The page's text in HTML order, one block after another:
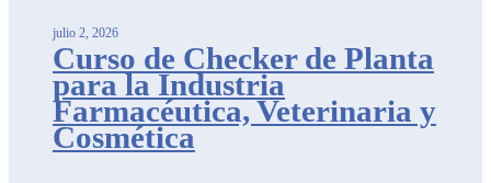
Curso de Checker de Planta
para la Industria
Farmacéutica, Veterinaria y
Cosmética
julio 2, 2026